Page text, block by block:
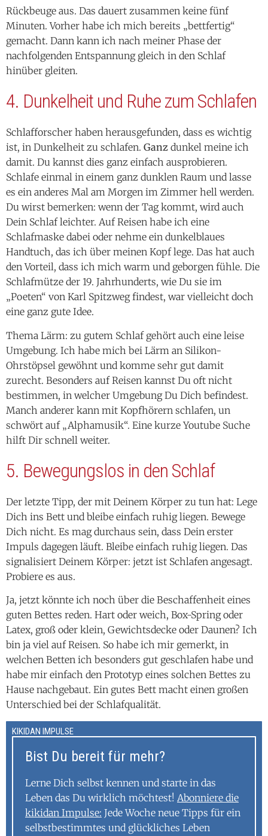
nachfolgenden Entspannung gleich in den Schlaf
hinüber gleiten.
4. Dunkelheit und Ruhe zum Schlafen
ist, in Dunkelheit zu schlafen.Ganzdunkel meine ich
Schlafe einmal in einem ganz dunklen Raum und lasse
es ein anderes Mal am Morgen im Zimmer hell werden.
Du wirst bemerken: wenn der Tag kommt, wird auch
Dein Schlaf leichter. Auf Reisen habe ich eine
Schlafmaske dabei oder nehme ein dunkelblaues
Handtuch, das ich über meinen Kopf lege. Das hat auch
den Vorteil, dass ich mich warm und geborgen fühle. Die
Schlafmütze der 19. Jahrhunderts, wie Du sie im
„Poeten“ von Karl Spitzweg findest, war vielleicht doch
eine ganz gute Idee.
Thema Lärm: zu gutem Schlaf gehört auch eine leise
Umgebung. Ich habe mich bei Lärm an Silikon-
Ohrstöpsel gewöhnt und komme sehr gut damit
zurecht. Besonders auf Reisen kannst Du oft nicht
bestimmen, in welcher Umgebung Du Dich befindest.
Manch anderer kann mit Kopfhörern schlafen, un
schwört auf „Alphamusik“. Eine kurze Youtube Suche
hilft Dir schnell weiter.
5. Bewegungslos in den Schlaf
Dich ins Bett und bleibe einfach ruhig liegen. Bewege
Impuls dagegen läuft. Bleibe einfach ruhig liegen. Das
signalisiert Deinem Körper: jetzt ist Schlafen angesagt.
Probiere es aus.
Ja, jetzt könnte ich noch über die Beschaffenheit eines
guten Bettes reden. Hart oder weich, Box-Spring oder
bin ja viel auf Reisen. So habe ich mir gemerkt, in
welchen Betten ich besonders gut geschlafen habe und
habe mir einfach den Prototyp eines solchen Bettes zu
Hause nachgebaut. Ein gutes Bett macht einen großen
Unterschied bei der Schlafqualität.
KIKIDAN IMPULSE
Bist Du bereit für mehr?
Lerne Dich selbst kennen und starte in das
Leben das Du wirklich möchtest!
selbstbestimmtes und glückliches Leben